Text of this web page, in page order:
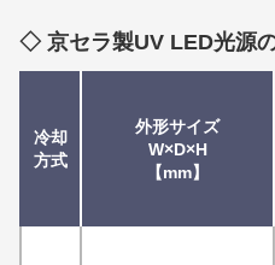
京セラ製UV LED光源
冷却
方式
外形サイズ
W×D×H
mm